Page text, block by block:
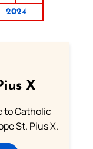
2024
X
to Catholic
St. Pius X.